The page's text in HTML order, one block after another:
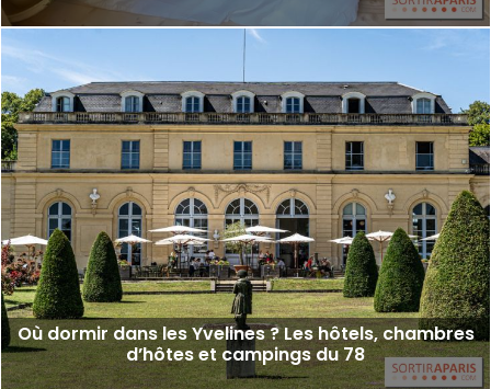
Où dormir dans les Yvelines ? Les hôtels, chambres
d’hôtes et campings du 78